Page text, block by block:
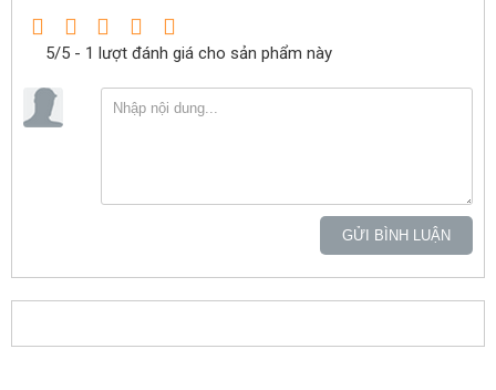
5/5 - 1 lượt đánh giá cho sản phẩm này
GỬI BÌNH LUẬN